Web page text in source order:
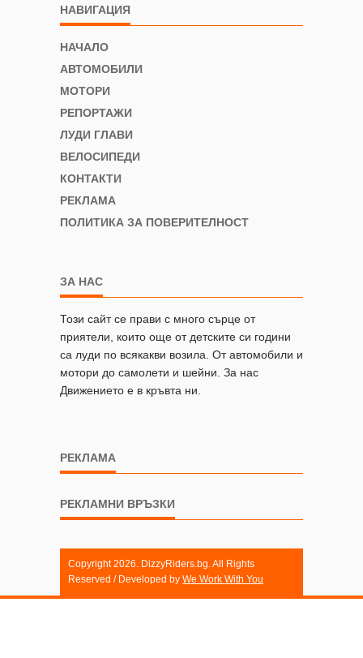
НАВИГАЦИЯ
НАЧАЛО
АВТОМОБИЛИ
МОТОРИ
РЕПОРТАЖИ
ЛУДИ ГЛАВИ
ВЕЛОСИПЕДИ
КОНТАКТИ
РЕКЛАМА
ПОЛИТИКА ЗА ПОВЕРИТЕЛНОСТ
ЗА НАС
Този сайт се прави с много сърце от
приятели, които още от детските си години
са луди по всякакви возила. От автомобили и
мотори до самолети и шейни. За нас
Движението е в кръвта ни.
РЕКЛАМА
РЕКЛАМНИ ВРЪЗКИ
Copyright 2026. DizzyRiders.bg. All Rights
Reserved / Developed by We Work With You